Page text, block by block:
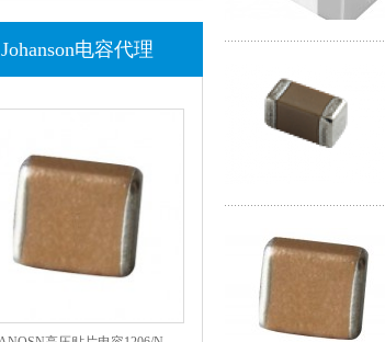
Johanson电容代理
JOHANOSN高压贴片电容1206/NPO/1000V/220PF/J档封装